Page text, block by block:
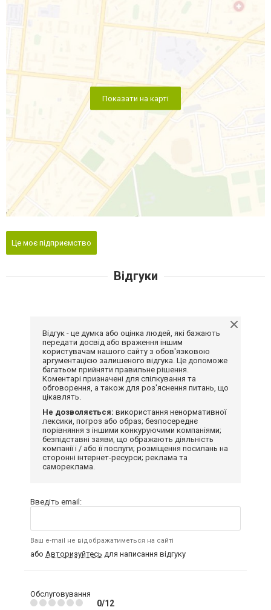
Показати на карті
Це моє підприємство
Відгуки
Відгук - це думка або оцінка людей, які бажають
передати досвід або враження іншим
користувачам нашого сайту з обов'язковою
аргументацією залишеного відгука. Це допоможе
багатьом прийняти правильне рішення.
Коментарі призначені для спілкування та
обговорення, а також для роз'яснення питань, що
цікавлять.
Не дозволяється: використання ненормативної
лексики, погроз або образ; безпосереднє
порівняння з іншими конкуруючими компаніями;
безпідставні заяви, що ображають діяльність
компанії і / або її послуги; розміщення посилань на
сторонні інтернет-ресурси; реклама та
самореклама.
Введіть email:
Ваш e-mail не відображатиметься на сайті
або Авторизуйтесь для написання відгуку
Обслуговування
0/12